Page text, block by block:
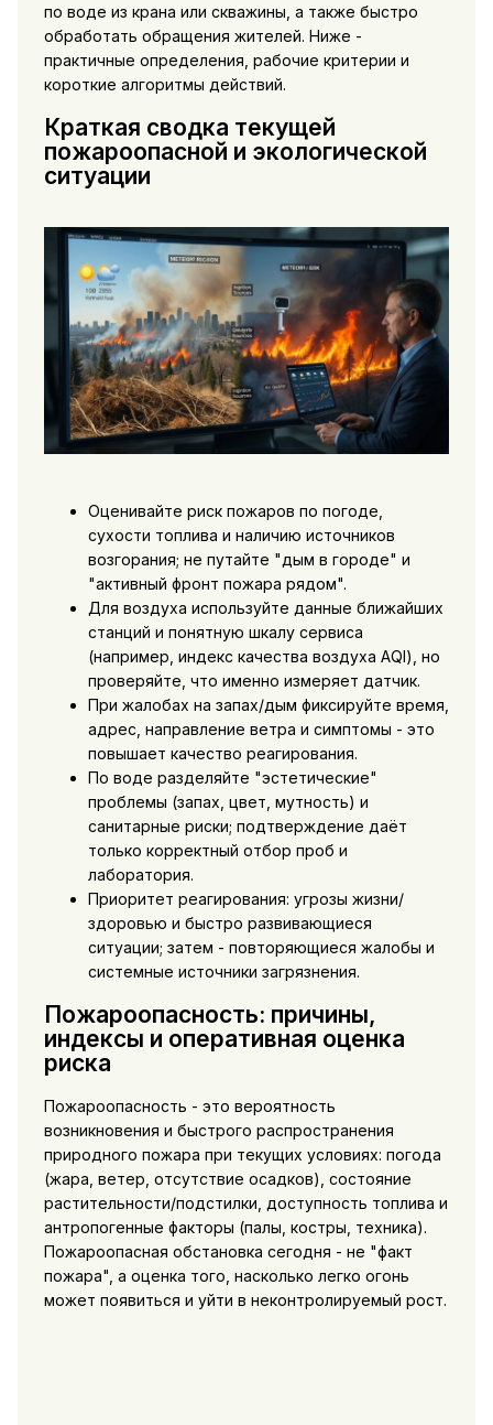
по воде из крана или скважины, а также быстро
обработать обращения жителей. Ниже -
практичные определения, рабочие критерии и
короткие алгоритмы действий.
Краткая сводка текущей
пожароопасной и экологической
ситуации
Оценивайте риск пожаров по погоде,
сухости топлива и наличию источников
возгорания; не путайте "дым в городе" и
"активный фронт пожара рядом".
Для воздуха используйте данные ближайших
станций и понятную шкалу сервиса
(например, индекс качества воздуха AQI), но
проверяйте, что именно измеряет датчик.
При жалобах на запах/дым фиксируйте время,
адрес, направление ветра и симптомы - это
повышает качество реагирования.
По воде разделяйте "эстетические"
проблемы (запах, цвет, мутность) и
санитарные риски; подтверждение даёт
только корректный отбор проб и
лаборатория.
Приоритет реагирования: угрозы жизни/
здоровью и быстро развивающиеся
ситуации; затем - повторяющиеся жалобы и
системные источники загрязнения.
Пожароопасность: причины,
индексы и оперативная оценка
риска
Пожароопасность - это вероятность
возникновения и быстрого распространения
природного пожара при текущих условиях: погода
(жара, ветер, отсутствие осадков), состояние
растительности/подстилки, доступность топлива и
антропогенные факторы (палы, костры, техника).
Пожароопасная обстановка сегодня - не "факт
пожара", а оценка того, насколько легко огонь
может появиться и уйти в неконтролируемый рост.